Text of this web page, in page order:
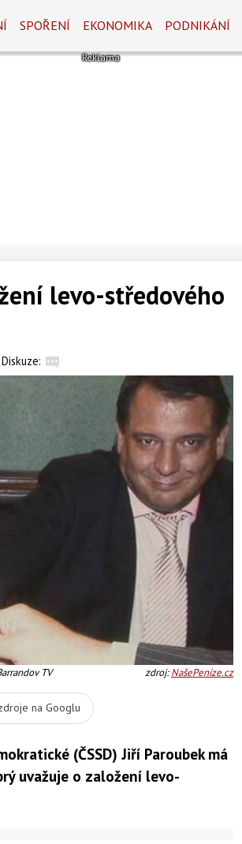
SPOŘENÍ EKONOMIKA PODNIKÁNÍ
levo-středového
Diskuze:
TV zdroj:NašePeníze.cz
na Googlu
(ČSSD) Jiří Paroubek má
uvažuje o založení levo-